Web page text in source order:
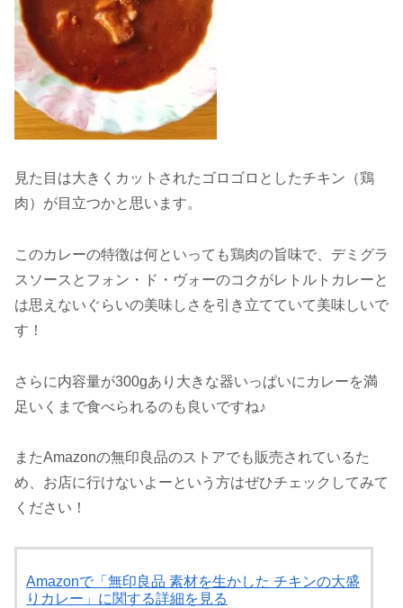
見た目は大きくカットされたゴロゴロとしたチキン（鶏
肉）が目立つかと思います。
このカレーの特徴は何といっても鶏肉の旨味で、デミグラ
スソースとフォン・ド・ヴォーのコクがレトルトカレーと
は思えないぐらいの美味しさを引き立てていて美味しいで
す！
さらに内容量が300gあり大きな器いっぱいにカレーを満
足いくまで食べられるのも良いですね♪
またAmazonの無印良品のストアでも販売されているた
め、お店に行けないよーという方はぜひチェックしてみて
ください！
Amazonで「無印良品 素材を生かした チキンの大盛
りカレー」に関する詳細を見る